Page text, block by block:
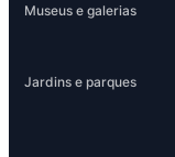
Museus e galerias
Jardins e parques